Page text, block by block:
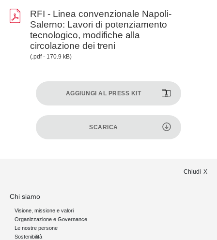
RFI - Linea convenzionale Napoli-
Salerno: Lavori di potenziamento
tecnologico, modifiche alla
circolazione dei treni
(.pdf - 170.9 kB)
AGGIUNGI AL PRESS KIT
SCARICA
Chiudi
Chi siamo
Visione, missione e valori
Organizzazione e Governance
Le nostre persone
Sostenibilità